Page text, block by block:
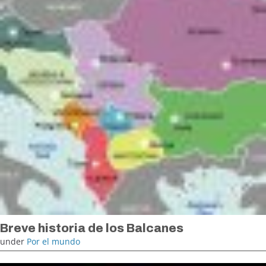
Breve historia de los Balcanes
under Por el mundo